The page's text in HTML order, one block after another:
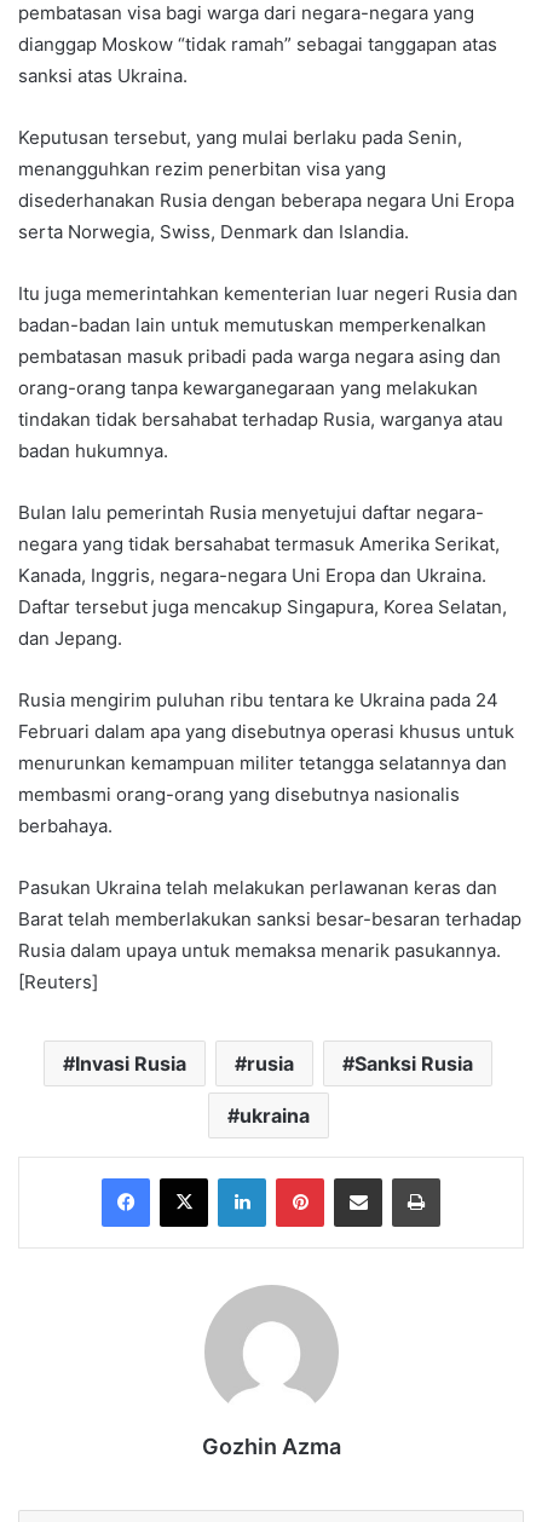
pembatasan visa bagi warga dari negara-negara yang
dianggap Moskow “tidak ramah” sebagai tanggapan atas
sanksi atas Ukraina.
Keputusan tersebut, yang mulai berlaku pada Senin,
menangguhkan rezim penerbitan visa yang
disederhanakan Rusia dengan beberapa negara Uni Eropa
serta Norwegia, Swiss, Denmark dan Islandia.
Itu juga memerintahkan kementerian luar negeri Rusia dan
badan-badan lain untuk memutuskan memperkenalkan
pembatasan masuk pribadi pada warga negara asing dan
orang-orang tanpa kewarganegaraan yang melakukan
tindakan tidak bersahabat terhadap Rusia, warganya atau
badan hukumnya.
Bulan lalu pemerintah Rusia menyetujui daftar negara-
negara yang tidak bersahabat termasuk Amerika Serikat,
Kanada, Inggris, negara-negara Uni Eropa dan Ukraina.
Daftar tersebut juga mencakup Singapura, Korea Selatan,
dan Jepang.
Rusia mengirim puluhan ribu tentara ke Ukraina pada 24
Februari dalam apa yang disebutnya operasi khusus untuk
menurunkan kemampuan militer tetangga selatannya dan
membasmi orang-orang yang disebutnya nasionalis
berbahaya.
Pasukan Ukraina telah melakukan perlawanan keras dan
Barat telah memberlakukan sanksi besar-besaran terhadap
Rusia dalam upaya untuk memaksa menarik pasukannya.
[Reuters]
Invasi Rusia rusia Sanksi Rusia
ukraina
Facebook
X LinkedInPinterestShare via Email Print
Gozhin Azma